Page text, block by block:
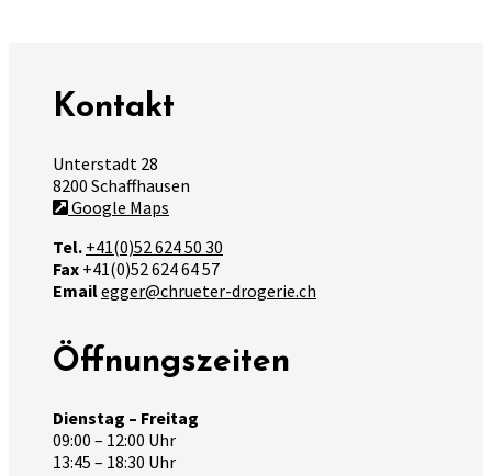
Kontakt
Unterstadt 28
8200 Schaffhausen
Google Maps
Tel. +41(0)52 624 50 30
Fax +41(0)52 624 64 57
Emailegger@chrueter-drogerie.ch
Öffnungszeiten
Dienstag – Freitag
09:00 – 12:00 Uhr
13:45 – 18:30 Uhr